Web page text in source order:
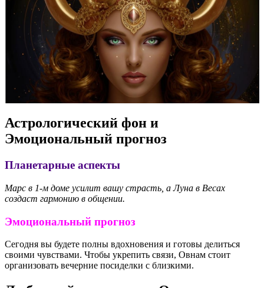
Астрологический фон и
Эмоциональный прогноз
Планетарные аспекты
Марс в 1-м доме усилит вашу страсть, а Луна в Весах
создаст гармонию в общении.
Эмоциональный прогноз
Сегодня вы будете полны вдохновения и готовы делиться
своими чувствами. Чтобы укрепить связи, Овнам стоит
организовать вечерние посиделки с близкими.